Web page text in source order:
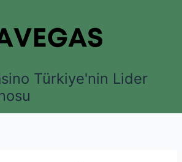
Türkiye'nin Lider